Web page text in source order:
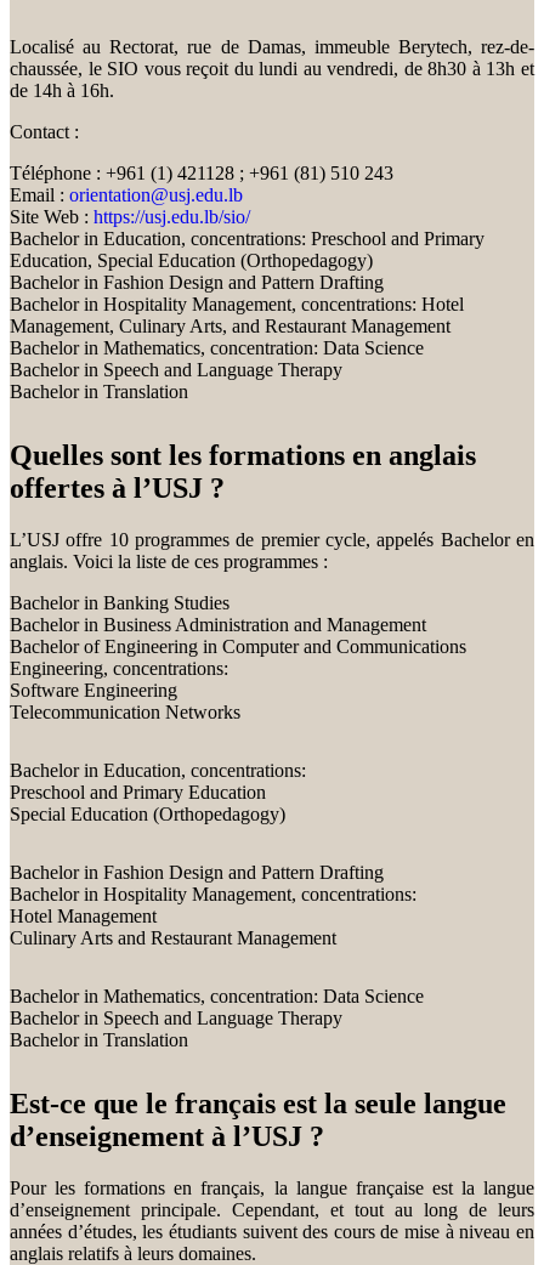
Localisé au Rectorat, rue de Damas, immeuble Berytech, rez-de-
chaussée, le SIO vous reçoit du lundi au vendredi, de 8h30 à 13h et
de 14h à 16h.
Contact :
Téléphone : +961 (1) 421128 ; +961 (81) 510 243
Email : orientation@usj.edu.lb
Site Web : https://usj.edu.lb/sio/
Bachelor in Education, concentrations: Preschool and Primary
Education, Special Education (Orthopedagogy)
Bachelor in Fashion Design and Pattern Drafting
Bachelor in Hospitality Management, concentrations: Hotel
Management, Culinary Arts, and Restaurant Management
Bachelor in Mathematics, concentration: Data Science
Bachelor in Speech and Language Therapy
Bachelor in Translation
Quelles sont les formations en anglais
offertes à l’USJ ?
L’USJ offre 10 programmes de premier cycle, appelés Bachelor en
anglais. Voici la liste de ces programmes :
Bachelor in Banking Studies
Bachelor in Business Administration and Management
Bachelor of Engineering in Computer and Communications
Engineering, concentrations:
Software Engineering
Telecommunication Networks
Bachelor in Education, concentrations:
Preschool and Primary Education
Special Education (Orthopedagogy)
Bachelor in Fashion Design and Pattern Drafting
Bachelor in Hospitality Management, concentrations:
Hotel Management
Culinary Arts and Restaurant Management
Bachelor in Mathematics, concentration: Data Science
Bachelor in Speech and Language Therapy
Bachelor in Translation
Est-ce que le français est la seule langue
d’enseignement à l’USJ ?
Pour les formations en français, la langue française est la langue
d’enseignement principale. Cependant, et tout au long de leurs
années d’études, les étudiants suivent des cours de mise à niveau en
anglais relatifs à leurs domaines.